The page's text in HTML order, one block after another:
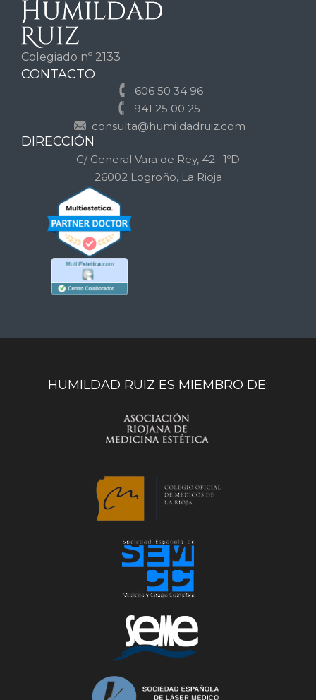
Colegiado nº 2133
CONTACTO
606 50 34 96
941 25 00 25
consulta@humildadruiz.com
DIRECCIÓN
C/ General Vara de Rey, 42 · 1ºD
26002 Logroño, La Rioja
HUMILDAD RUIZ ES MIEMBRO DE: